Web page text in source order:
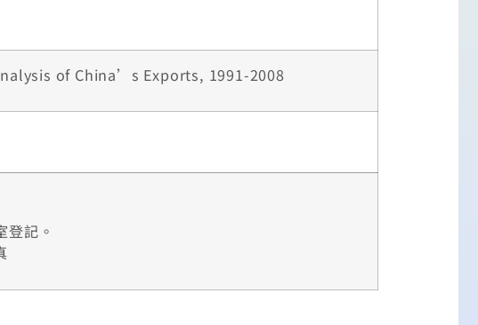
of China’s Exports, 1991-2008
登記。